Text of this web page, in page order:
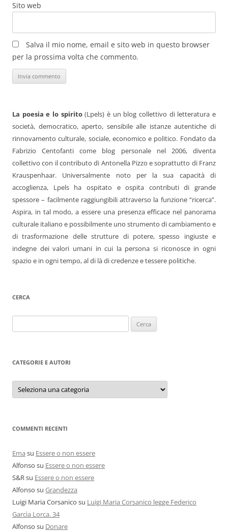
Sito web
Salva il mio nome, email e sito web in questo browser
per la prossima volta che commento.
La poesia e lo spirito(Lpels) è un blog collettivo di letteratura e
società, democratico, aperto, sensibile alle istanze autentiche di
rinnovamento culturale, sociale, economico e politico. Fondato da
Fabrizio Centofanti come blog personale nel 2006, diventa
collettivo con il contributo di Antonella Pizzo e soprattutto di Franz
Krauspenhaar. Universalmente noto per la sua capacità di
accoglienza, Lpels ha ospitato e ospita contributi di grande
spessore – facilmente raggiungibili attraverso la funzione “ricerca”.
Aspira, in tal modo, a essere una presenza efficace nel panorama
culturale italiano e possibilmente uno strumento di cambiamento e
di trasformazione delle strutture di potere, spesso ingiuste e
indegne dei valori umani in cui la persona si riconosce in ogni
spazio e in ogni tempo, al di là di credenze e tessere politiche.
CERCA
per:
CATEGORIE E AUTORI
Categorie
autori
COMMENTI RECENTI
Ema su Essere o non essere
Alfonso su Essere o non essere
S&Rsu Essere o non essere
Alfonso su Grandezza
Luigi Maria Corsanico su Luigi Maria Corsanico legge Federico
Garcìa Lorca. 34
Alfonso su Donare